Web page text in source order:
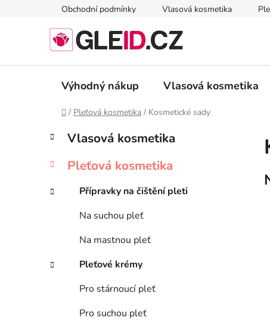
Obchodní podmínky Vlasová kosmetika
Výhodný nákup Vlasová kosmetika
Domů
/ Pleťová kosmetika / Kosmetické sady
P
s
r
p
Přeskočit
kategorie
K
a
e
o
Vlasová kosmetika
Pleťová kosmetika
Přípravky na čištění pleti
Na suchou pleť
Na mastnou pleť
Pleťové krémy
Pro stárnoucí pleť
Pro suchou pleť